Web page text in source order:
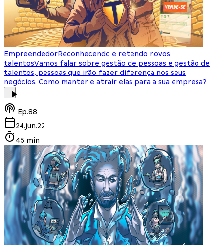
EmpreendedorReconhecendo e retendo novos
talentosVamos falar sobre gestão de pessoas e gestão de
talentos, pessoas que irão fazer diferença nos seus
negócios. Como manter e atrair elas para a sua empresa?
Ep.88
24.jun.22
45 min